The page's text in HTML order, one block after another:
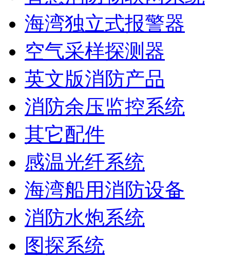
海湾独立式报警器
空气采样探测器
英文版消防产品
消防余压监控系统
其它配件
感温光纤系统
海湾船用消防设备
消防水炮系统
图探系统